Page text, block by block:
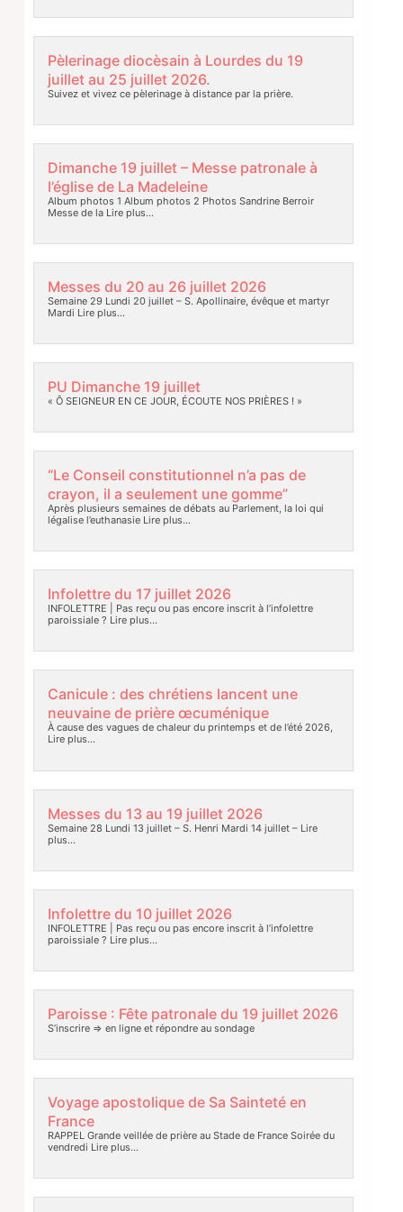
Pèlerinage diocèsain à Lourdes du 19
juillet au 25 juillet 2026.
Suivez et vivez ce pèlerinage à distance par la prière.
Dimanche 19 juillet – Messe patronale à
l’église de La Madeleine
Album photos 1 Album photos 2 Photos Sandrine Berroir
Messe de laLire plus…
Messes du 20 au 26 juillet 2026
Semaine 29 Lundi 20 juillet – S. Apollinaire, évêque et martyr
Mardi Lire plus…
PU Dimanche 19 juillet
« Ô SEIGNEUR EN CE JOUR, ÉCOUTE NOS PRIÈRES ! »
“Le Conseil constitutionnel n’a pas de
crayon, il a seulement une gomme”
Après plusieurs semaines de débats au Parlement, la loi qui
légalise l’euthanasieLire plus…
Infolettre du 17 juillet 2026
INFOLETTRE | Pas reçu ou pas encore inscrit à l’infolettre
paroissiale ? Lire plus…
Canicule : des chrétiens lancent une
neuvaine de prière œcuménique
À cause des vagues de chaleur du printemps et de l’été 2026,
Lire plus…
Messes du 13 au 19 juillet 2026
Semaine 28 Lundi 13 juillet – S. Henri Mardi 14 juillet –Lire
plus…
Infolettre du 10 juillet 2026
INFOLETTRE | Pas reçu ou pas encore inscrit à l’infolettre
paroissiale ? Lire plus…
Paroisse : Fête patronale du 19 juillet 2026
S’inscrire => en ligne et répondre au sondage
Voyage apostolique de Sa Sainteté en
France
RAPPEL Grande veillée de prière au Stade de France Soirée du
vendredi Lire plus…